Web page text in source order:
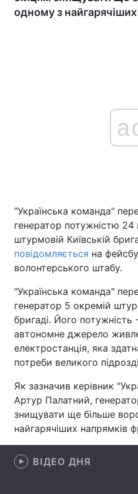
Україна
Економіка
Спорт
Техно і зв'язок
Зброя
Цікавинки
Екологія
Лонгріди
Відео з Youtube
одному з
"Українська команда"
генератор потужністю 24
штурмовій Київській
повідомляється на
волонтерського штабу.
"Українська команда"
генератор 5 окремій
бригаді. Його
автономне джерело
електростанція, яка
потреби великого
Як зазначив керівник
Артур Палатний,
знищувати ще більше
найгарячіших напрямків
ВІДЕО ДНЯ